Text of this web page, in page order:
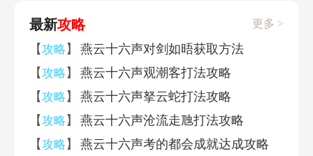
最新攻略 更多 >
【攻略 】
燕云十六声对剑如晤获取方法
【攻略 】
燕云十六声观潮客打法攻略
【攻略 】
燕云十六声拏云蛇打法攻略
【攻略 】
燕云十六声沧流走虺打法攻略
【攻略 】
燕云十六声考的都会成就达成攻略